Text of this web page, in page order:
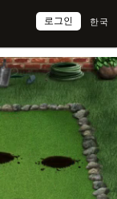
한국
로그인